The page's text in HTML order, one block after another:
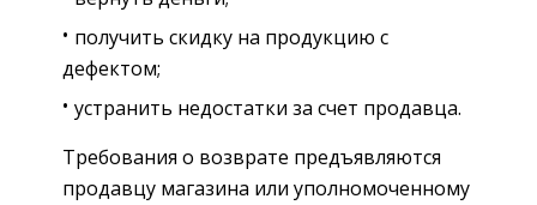
получить скидку на продукцию с
дефектом;
устранить недостатки за счет продавца.
Требования о возврате предъявляются
продавцу магазина или уполномоченному